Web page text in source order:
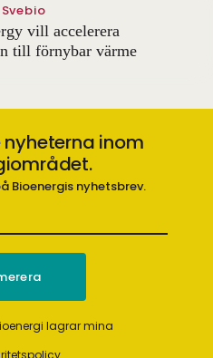
vill accelerera
till förnybar värme
inom
Bioenergis nyhetsbrev.
lagrar mina